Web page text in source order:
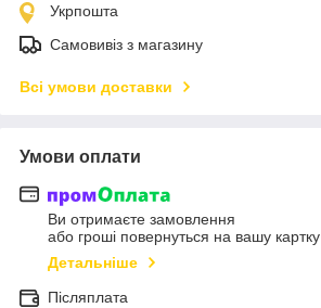
Укрпошта
Самовивіз з магазину
Всі умови доставки
Умови оплати
Ви отримаєте замовлення
або гроші повернуться на вашу картку
Детальніше
Післяплата